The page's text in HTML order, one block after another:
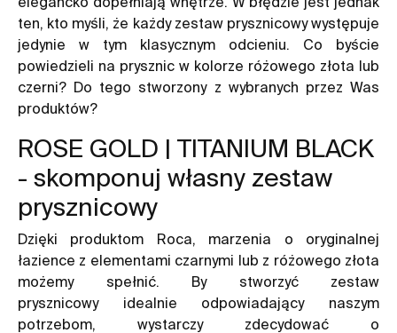
ten, kto myśli, że każdy zestaw prysznicowywystępuje
jedynie w tym klasycznym odcieniu. Co byście
powiedzieli na prysznic w kolorze różowego złota lub
czerni? Do tego stworzony z wybranych przez Was
produktów?
ROSE GOLD | TITANIUM BLACK
- skomponuj własny zestaw
prysznicowy
Dzięki produktom Roca, marzenia o oryginalnej
łazience z elementami czarnymi lub z różowego złota
możemy spełnić. By stworzyć zestaw
prysznicowyidealnie odpowiadający naszym
potrzebom, wystarczy zdecydować o